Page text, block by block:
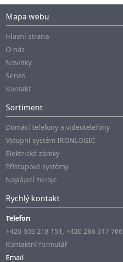
Mapa webu
Hlavní strana
O nás
Novinky
Servis
Kontakt
Sortiment
Domácí telefony a videotelefony
Vstupní systém IRONLOGIC
Elektrické zámky
Přístupové systémy
Napájecí zdroje
Rychlý kontakt
Telefon
+420 603 218 151 , +420 266 317 766
Kontaktní formulář
Email